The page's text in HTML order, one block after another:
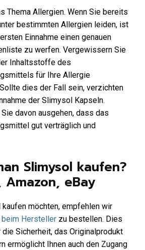
Thema Allergien. Wenn Sie bereits
bestimmten Allergien leiden, ist
Einnahme einen genauen
zu werfen. Vergewissern Sie
Inhaltsstoffe des
für Ihre Allergie
dies der Fall sein, verzichten
der Slimysol Kapseln.
davon ausgehen, dass das
gut verträglich und
Slimysol kaufen?
eBay
möchten, empfehlen wir
Hersteller zu bestellen. Dies
die Sicherheit, das Originalprodukt
ermöglicht Ihnen auch den Zugang